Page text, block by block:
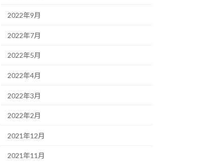
2022年9月
2022年7月
2022年5月
2022年4月
2022年3月
2022年2月
2021年12月
2021年11月